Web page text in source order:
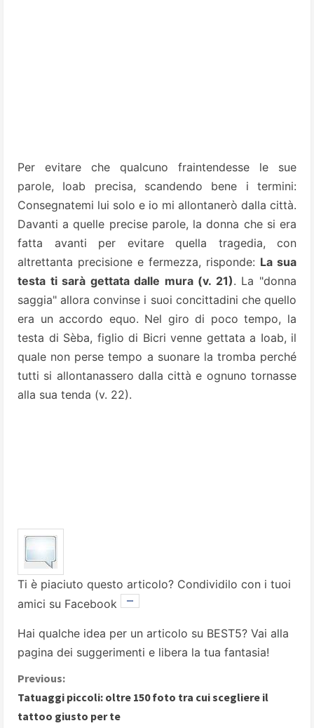
Per evitare che qualcuno fraintendesse le sue
parole, Ioab precisa, scandendo bene i termini:
Consegnatemi lui solo e io mi allontanerò dalla città.
Davanti a quelle precise parole, la donna che si era
fatta avanti per evitare quella tragedia, con
altrettanta precisione e fermezza, risponde: La sua
testa ti sarà gettata dalle mura (v. 21). La "donna
saggia" allora convinse i suoi concittadini che quello
era un accordo equo. Nel giro di poco tempo, la
testa di Sèba, figlio di Bicri venne gettata a Ioab, il
quale non perse tempo a suonare la tromba perché
tutti si allontanassero dalla città e ognuno tornasse
alla sua tenda (v. 22).
Ti è piaciuto questo articolo? Condividilo con i tuoi
amici su Facebook
Hai qualche idea per un articolo su BEST5? Vai alla
pagina dei suggerimenti e libera la tua fantasia!
C
o
Previous:
Tatuaggi piccoli: oltre 150 foto tra cui scegliere il
tattoo giusto per te